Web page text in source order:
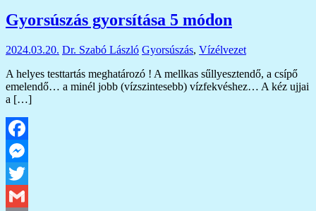
Gyorsúszás gyorsítása 5 módon
2024.03.20. Dr. Szabó László Gyorsúszás, Vízélvezet
A helyes testtartás meghatározó ! A mellkas sűllyesztendő, a csípő
emelendő… a minél jobb (vízszintesebb) vízfekvéshez… A kéz ujjai
a […]
Facebook
Messenger
Twitter